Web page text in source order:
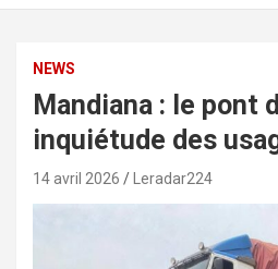
NEWS
Mandiana : le pont
inquiétude des
14 avril 2026 Leradar224